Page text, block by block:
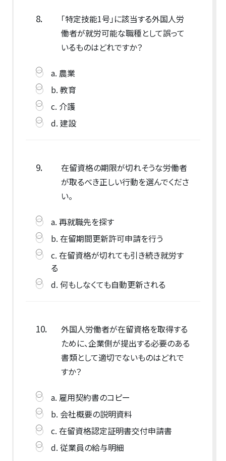
8.
「特定技能1号」に該当する外国人労
働者が就労可能な職種として誤って
いるものはどれですか？
a. 農業
b. 教育
c. 介護
d. 建設
9.
在留資格の期限が切れそうな労働者
が取るべき正しい行動を選んでくださ
い。
a. 再就職先を探す
b. 在留期間更新許可申請を行う
c. 在留資格が切れても引き続き就労す
る
d. 何もしなくても自動更新される
10.
外国人労働者が在留資格を取得する
ために、企業側が提出する必要のある
書類として適切でないものはどれで
すか？
a. 雇用契約書のコピー
b. 会社概要の説明資料
c. 在留資格認定証明書交付申請書
d. 従業員の給与明細